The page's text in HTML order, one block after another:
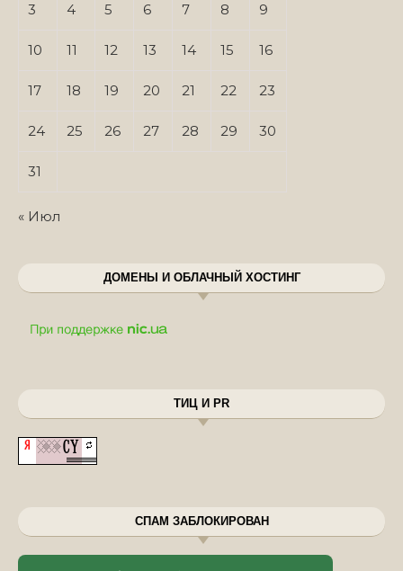
3 4 5 6 7 8 9
10 11 12 13 14 15 16
17 18 19 20 21 22 23
24 25 26 27 28 29 30
31
« Июл
ДОМЕНЫ И ОБЛАЧНЫЙ ХОСТИНГ
ТИЦ И PR
СПАМ ЗАБЛОКИРОВАН